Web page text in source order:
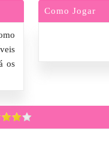
os
Como Jogar